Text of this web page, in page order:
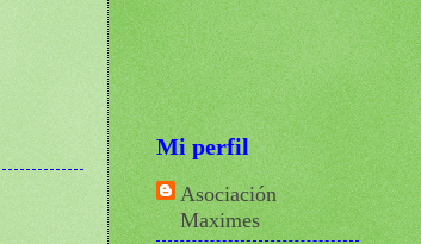
Mi perfil
Asociación
Maximes